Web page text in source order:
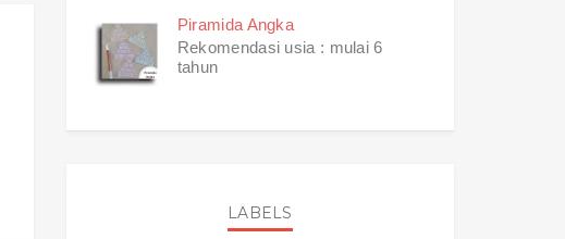
Piramida Angka
Rekomendasi usia : mulai 6
tahun
LABELS